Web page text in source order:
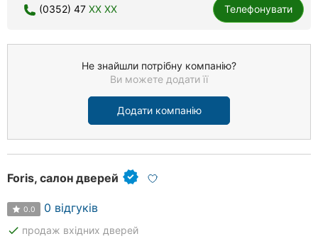
(0352) 47 XX XX Телефонувати
Не знайшли потрібну компанію?
Ви можете додати її
Додати компанію
Foris, салон дверей
0.0 0 відгуків
done продаж вхідних дверей